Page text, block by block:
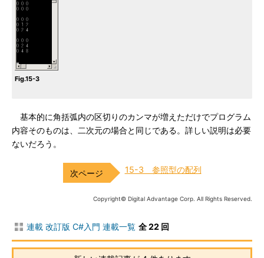
Fig.15-3
基本的に角括弧内の区切りのカンマが増えただけでプログラム
内容そのものは、二次元の場合と同じである。詳しい説明は必要
ないだろう。
15-3 参照型の配列
Copyright© Digital Advantage Corp. All Rights Reserved.
連載 改訂版 C#入門 連載一覧 全 22 回